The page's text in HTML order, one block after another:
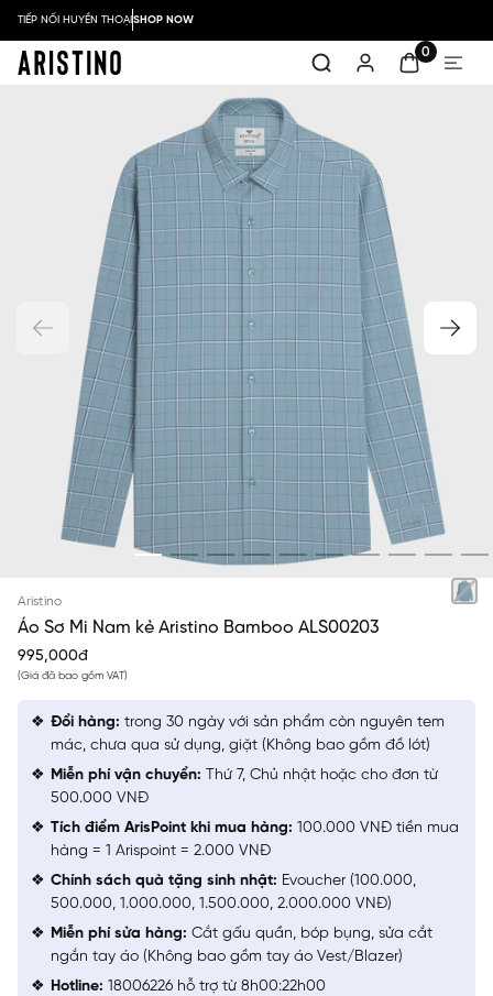
TIẾP NỐI HUYỀN THOẠISHOP NOW
0
Aristino
Áo Sơ Mi Nam kẻ Aristino Bamboo ALS00203
995,000đ
(Giá đã bao gồm VAT)
Đổi hàng: trong 30 ngày với sản phẩm còn nguyên tem
mác, chưa qua sử dụng, giặt (Không bao gồm đồ lót)
Miễn phí vận chuyển: Thứ 7, Chủ nhật hoặc cho đơn từ
500.000 VNĐ
Tích điểm ArisPoint khi mua hàng: 100.000 VNĐ tiền mua
hàng = 1 Arispoint = 2.000 VNĐ
Chính sách quà tặng sinh nhật: Evoucher (100.000,
500.000, 1.000.000, 1.500.000, 2.000.000 VNĐ)
Miễn phí sửa hàng: Cắt gấu quần, bóp bụng, sửa cắt
ngắn tay áo (Không bao gồm tay áo Vest/Blazer)
Hotline: 18006226 hỗ trợ từ 8h00:22h00